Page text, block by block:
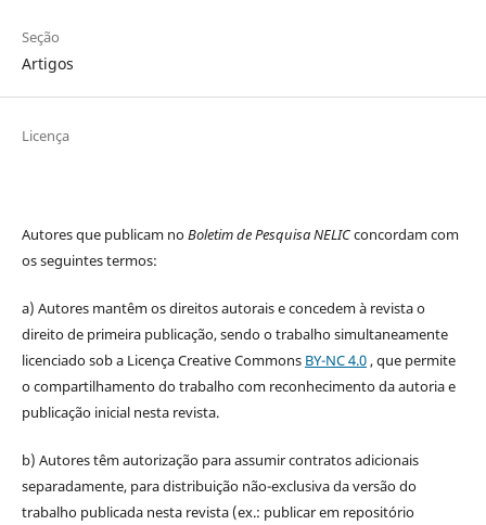
Seção
Artigos
Licença
Autores que publicam noBoletim de Pesquisa NELICconcordam com
os seguintes termos:
a) Autores mantêm os direitos autorais e concedem à revista o
direito de primeira publicação, sendo o trabalho simultaneamente
licenciado sob a Licença Creative Commons BY-NC 4.0, que permite
o compartilhamento do trabalho com reconhecimento da autoria e
publicação inicial nesta revista.
b) Autores têm autorização para assumir contratos adicionais
separadamente, para distribuição não-exclusiva da versão do
trabalho publicada nesta revista (ex.: publicar em repositório